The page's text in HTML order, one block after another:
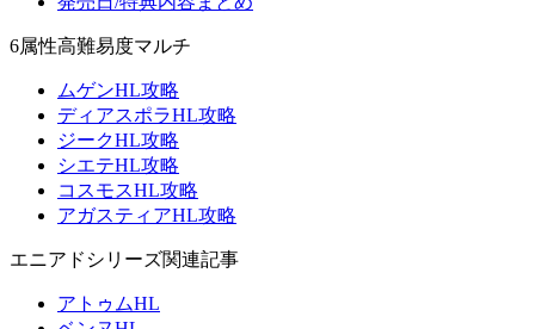
6属性高難易度マルチ
ムゲンHL攻略
ディアスポラHL攻略
ジークHL攻略
シエテHL攻略
コスモスHL攻略
アガスティアHL攻略
エニアドシリーズ関連記事
アトゥムHL